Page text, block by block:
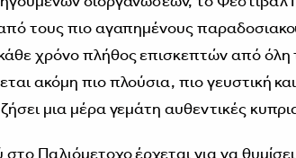
τους πιο αγαπημένους
χρόνο πλήθος επισκεπτών από
ακόμη πιο πλούσια, πιο γευστική και
μια μέρα γεμάτη αυθεντικές
Παλιόμετοχο έρχεται για να